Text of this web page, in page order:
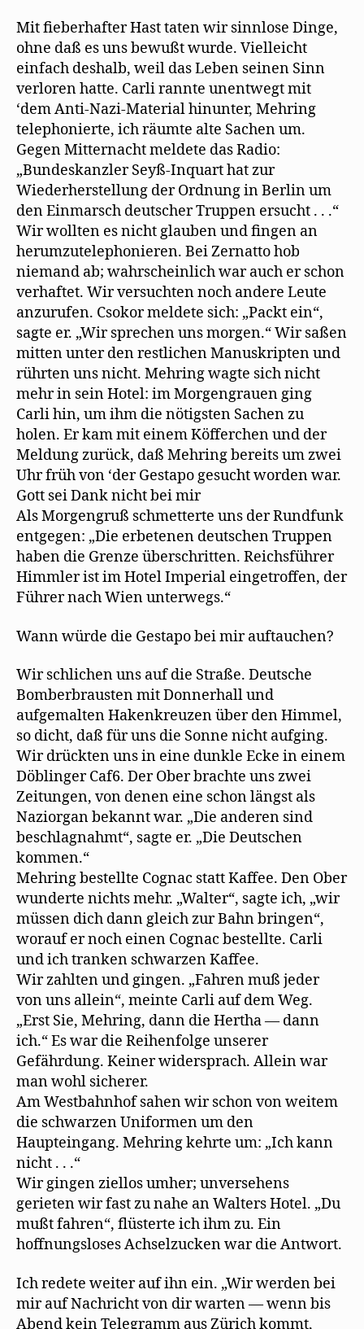
Mit fieberhafter Hast taten wir sinnlose Dinge,
ohne daß es uns bewußt wurde. Vielleicht
einfach deshalb, weil das Leben seinen Sinn
verloren hatte. Carli rannte unentwegt mit
‘dem Anti-Nazi-Material hinunter, Mehring
telephonierte, ich räumte alte Sachen um.
Gegen Mitternacht meldete das Radio:
„Bundeskanzler Seyß-Inquart hat zur
Wiederherstellung der Ordnung in Berlin um
den Einmarsch deutscher Truppen ersucht . . .“
Wir wollten es nicht glauben und fingen an
herumzutelephonieren. Bei Zernatto hob
niemand ab; wahrscheinlich war auch er schon
verhaftet. Wir versuchten noch andere Leute
anzurufen. Csokor meldete sich: „Packt ein“,
sagte er. „Wir sprechen uns morgen.“ Wir saßen
mitten unter den restlichen Manuskripten und
rührten uns nicht. Mehring wagte sich nicht
mehr in sein Hotel: im Morgengrauen ging
Carli hin, um ihm die nötigsten Sachen zu
holen. Er kam mit einem Köfferchen und der
Meldung zurück, daß Mehring bereits um zwei
Uhr früh von ‘der Gestapo gesucht worden war.
Gott sei Dank nicht bei mir
Als Morgengruß schmetterte uns der Rundfunk
entgegen: „Die erbetenen deutschen Truppen
haben die Grenze überschritten. Reichsführer
Himmler ist im Hotel Imperial eingetroffen, der
Führer nach Wien unterwegs.“
Wann würde die Gestapo bei mir auftauchen?
Wir schlichen uns auf die Straße. Deutsche
Bomberbrausten mit Donnerhall und
aufgemalten Hakenkreuzen über den Himmel,
so dicht, daß für uns die Sonne nicht aufging.
Wir drückten uns in eine dunkle Ecke in einem
Döblinger Caf6. Der Ober brachte uns zwei
Zeitungen, von denen eine schon längst als
Naziorgan bekannt war. „Die anderen sind
beschlagnahmt“, sagte er. „Die Deutschen
kommen.“
Mehring bestellte Cognac statt Kaffee. Den Ober
wunderte nichts mehr. „Walter“, sagte ich, „wir
müssen dich dann gleich zur Bahn bringen“,
worauf er noch einen Cognac bestellte. Carli
und ich tranken schwarzen Kaffee.
Wir zahlten und gingen. „Fahren muß jeder
von uns allein“, meinte Carli auf dem Weg.
„Erst Sie, Mehring, dann die Hertha — dann
ich.“ Es war die Reihenfolge unserer
Gefährdung. Keiner widersprach. Allein war
man wohl sicherer.
Am Westbahnhof sahen wir schon von weitem
die schwarzen Uniformen um den
Haupteingang. Mehring kehrte um: „Ich kann
nicht . . .“
Wir gingen ziellos umher; unversehens
gerieten wir fast zu nahe an Walters Hotel. „Du
mußt fahren“, flüsterte ich ihm zu. Ein
hoffnungsloses Achselzucken war die Antwort.
Ich redete weiter auf ihn ein. „Wir werden bei
mir auf Nachricht von dir warten — wenn bis
Abend kein Telegramm aus Zürich kommt,